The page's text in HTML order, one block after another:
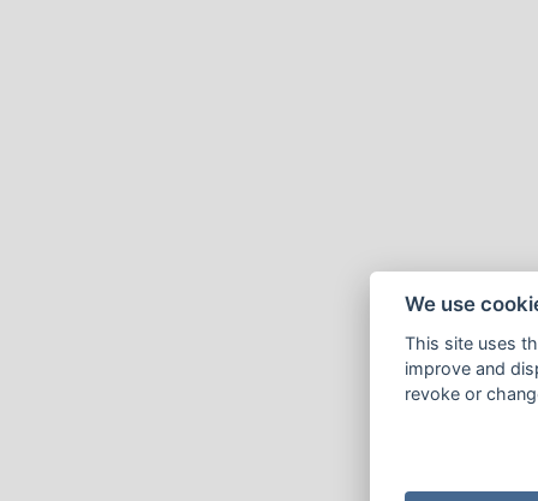
We use
This site uses
improve and
revoke or